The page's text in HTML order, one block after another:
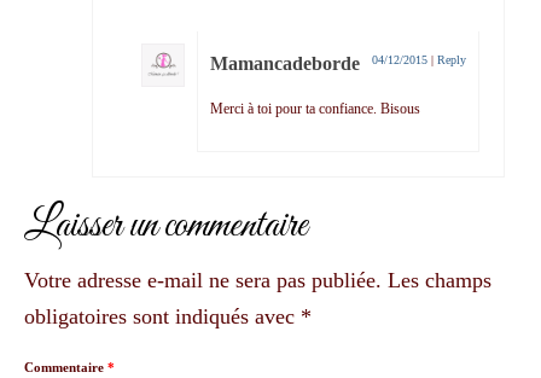
Mamancadeborde 04/12/2015 | Reply
Merci à toi pour ta confiance. Bisous
Laisser un commentaire
Votre adresse e-mail ne sera pas publiée. Les champs
obligatoires sont indiqués avec *
Commentaire *